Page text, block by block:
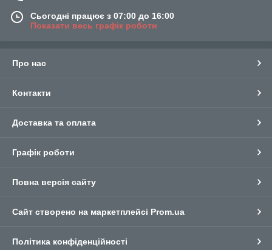
Сьогодні працює з 07:00 до 16:00
Показати весь графік роботи
Про нас
Контакти
Доставка та оплата
Графік роботи
Повна версія сайту
Сайт створено на маркетплейсі Prom.ua
Політика конфіденційності